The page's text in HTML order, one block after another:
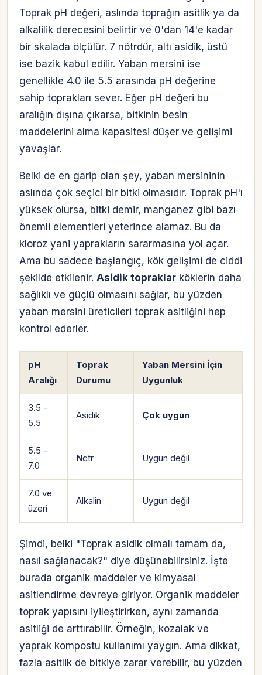
Toprak pH değeri, aslında toprağın asitlik ya da
alkalilik derecesini belirtir ve 0'dan 14'e kadar
bir skalada ölçülür. 7 nötrdür, altı asidik, üstü
ise bazik kabul edilir. Yaban mersini ise
genellikle 4.0 ile 5.5 arasında pH değerine
sahip toprakları sever. Eğer pH değeri bu
aralığın dışına çıkarsa, bitkinin besin
maddelerini alma kapasitesi düşer ve gelişimi
yavaşlar.
Belki de en garip olan şey, yaban mersininin
aslında çok seçici bir bitki olmasıdır. Toprak pH'ı
yüksek olursa, bitki demir, manganez gibi bazı
önemli elementleri yeterince alamaz. Bu da
kloroz yani yaprakların sararmasına yol açar.
Ama bu sadece başlangıç, kök gelişimi de ciddi
şekilde etkilenir. Asidik topraklar köklerin daha
sağlıklı ve güçlü olmasını sağlar, bu yüzden
yaban mersini üreticileri toprak asitliğini hep
kontrol ederler.
pH
Aralığı
Toprak
Durumu
Yaban Mersini İçin
Uygunluk
3.5 -
5.5
Asidik Çok uygun
5.5 -
7.0
Nötr Uygun değil
7.0 ve
üzeri
Alkalin Uygun değil
Şimdi, belki "Toprak asidik olmalı tamam da,
nasıl sağlanacak?" diye düşünebilirsiniz. İşte
burada organik maddeler ve kimyasal
asitlendirme devreye giriyor. Organik maddeler
toprak yapısını iyileştirirken, aynı zamanda
asitliği de arttırabilir. Örneğin, kozalak ve
yaprak kompostu kullanımı yaygın. Ama dikkat,
fazla asitlik de bitkiye zarar verebilir, bu yüzden